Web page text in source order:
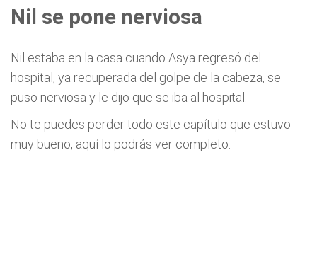
Nil se pone nerviosa
Nil estaba en la casa cuando Asya regresó del
hospital, ya recuperada del golpe de la cabeza, se
puso nerviosa y le dijo que se iba al hospital.
No te puedes perder todo este capítulo que estuvo
muy bueno, aquí lo podrás ver completo: